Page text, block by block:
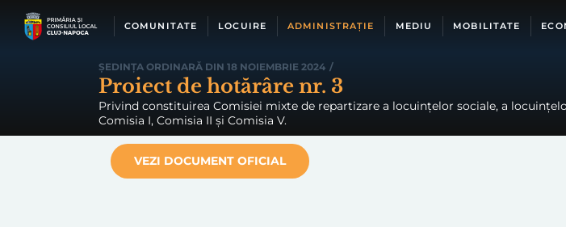
COMUNITATE LOCUIRE ADMINISTRAȚIE MEDIU MOBILITATE
ȘEDINȚA ORDINARĂ DIN 18 NOIEMBRIE 2024 /
Proiect de hotărâre nr. 3
Privind constituirea Comisiei mixte de repartizare a locuințelor sociale, a
Comisia I, Comisia II și Comisia V.
VEZI DOCUMENT OFICIAL